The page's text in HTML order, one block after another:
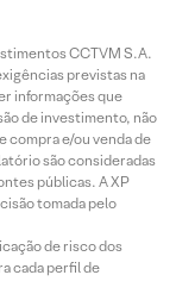
CCTVM S.A.
previstas na
informações que
de investimento, não
e/ou venda de
são consideradas
públicas. A XP
tomada pelo
de risco dos
cada perfil de